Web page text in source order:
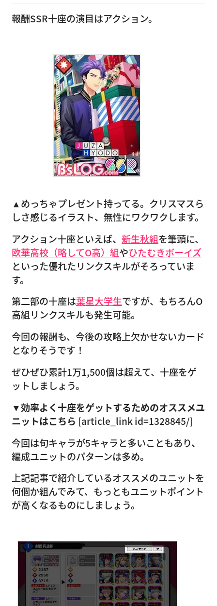
報酬SSR十座の演目はアクション。
▲めっちゃプレゼント持ってる。クリスマスら
しさ感じるイラスト、無性にワクワクします。
アクション十座といえば、 新生秋組を筆頭に、
欧華高校（略してO高）組やひたむきボーイズ
といった優れたリンクスキルがそろっていま
す。
第二部の十座は葉星大学生ですが、もちろんO
高組リンクスキルも発生可能。
今回の報酬も、今後の攻略上欠かせないカード
となりそうです！
ぜひぜひ累計1万1,500個は超えて、十座をゲ
ットしましょう。
▼効率よく十座をゲットするためのオススメユ
ニットはこちら [article_link id=1328845/]
今回は旬キャラが5キャラと多いこともあり、
編成ユニットのパターンは多め。
上記記事で紹介しているオススメのユニットを
何個か組んでみて、もっともユニットポイント
が高くなるものにしましょう。